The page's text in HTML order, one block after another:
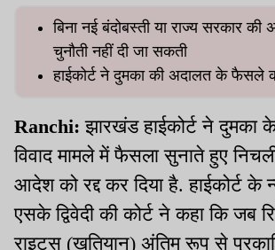
बिना नई बंदोबस्ती या राज्य सरकार
चुनौती नहीं दी जा सकती
हाईकोर्ट ने दुमका की अदालत के फैसले
Ranchi: झारखंड हाईकोर्ट ने दुमका
विवाद मामले में फैसला सुनाते हुए
आदेश को रद्द कर दिया है. हाईकोर्ट के
एसके द्विवेदी की कोर्ट ने कहा कि जब
राइट्स (खतियान) अंतिम रूप से